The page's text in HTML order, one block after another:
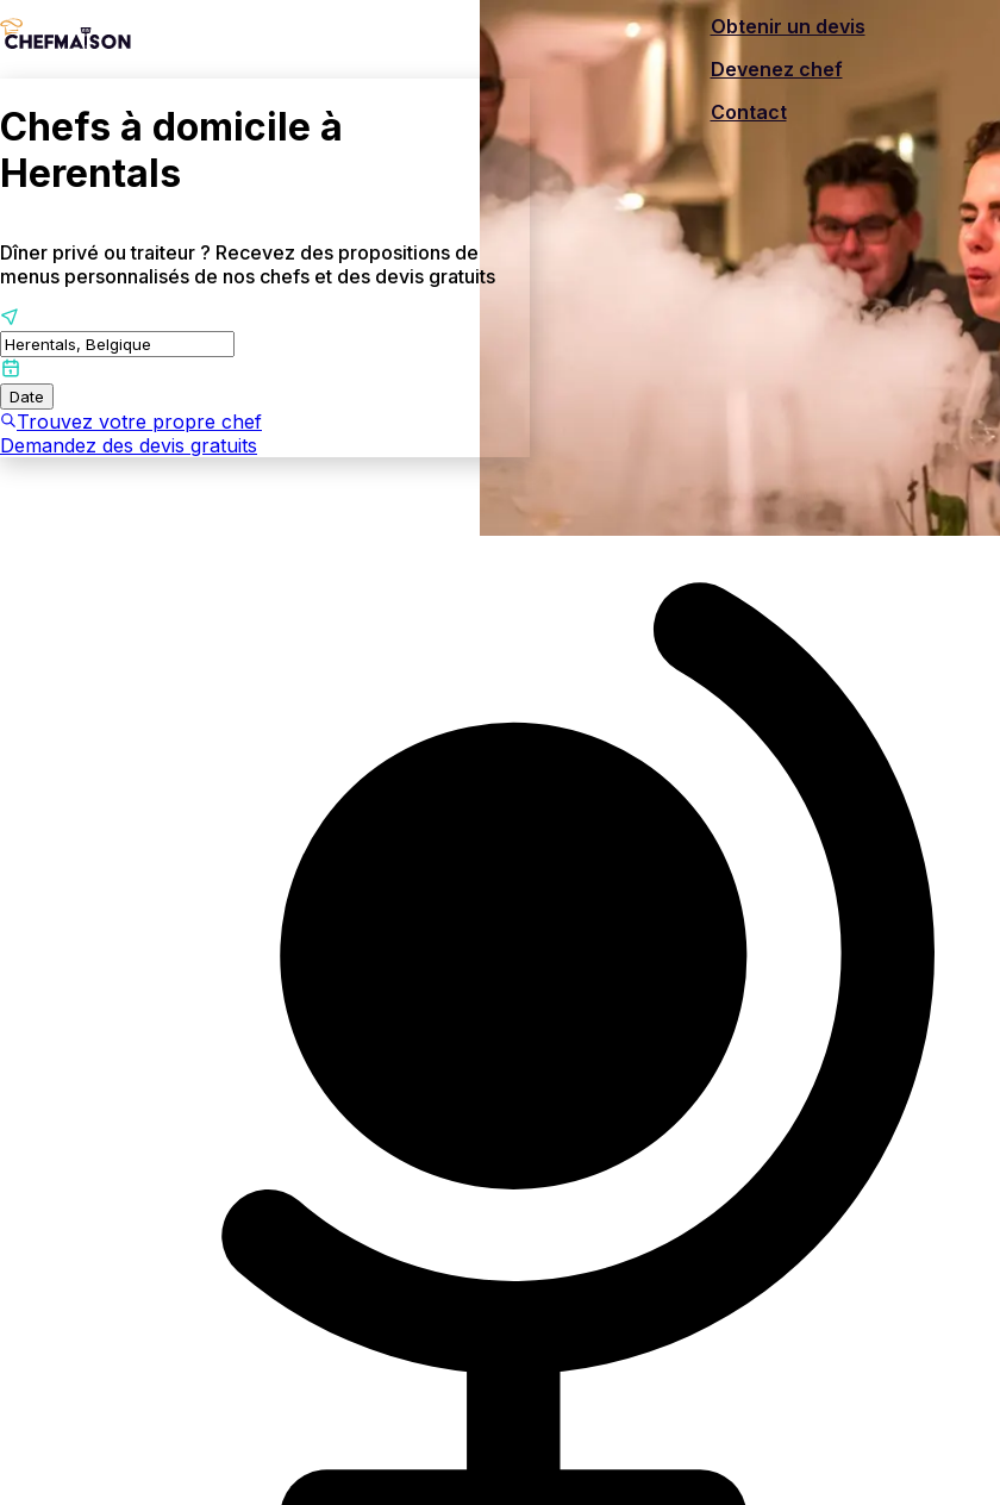
Obtenir un devis
Devenez chef
Contact
Chefs à domicile à
Herentals
Dîner privé ou traiteur ? Recevez des propositions de
menus personnalisés de nos chefs et des devis gratuits
Date
Trouvez votre propre chef
Demandez des devis gratuits